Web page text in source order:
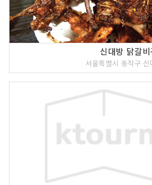
신대방 닭갈비
서울특별시 동작구